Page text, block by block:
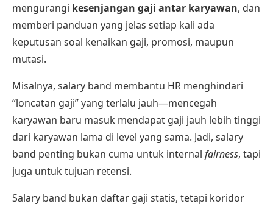
mengurangi kesenjangan gaji antar karyawan, dan
memberi panduan yang jelas setiap kali ada
keputusan soal kenaikan gaji, promosi, maupun
mutasi.
Misalnya, salary band membantu HR menghindari
“loncatan gaji” yang terlalu jauh—mencegah
karyawan baru masuk mendapat gaji jauh lebih tinggi
dari karyawan lama di level yang sama. Jadi, salary
band penting bukan cuma untuk internal fairness, tapi
juga untuk tujuan retensi.
Salary band bukan daftar gaji statis, tetapi koridor